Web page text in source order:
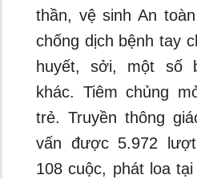
thần, vệ sinh An
chống dịch bệnh tay
huyết, sởi, một số
khác. Tiêm chủng
trẻ. Truyền thông
vấn được 5.972
108 cuộc, phát loa